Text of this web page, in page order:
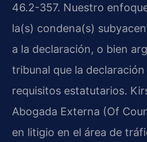
46.2-357. Nuestro
la(s) condena(s)
a la declaración, o bien
tribunal que la
requisitos estatutarios.
Abogada Externa (Of
en litigio en el área de